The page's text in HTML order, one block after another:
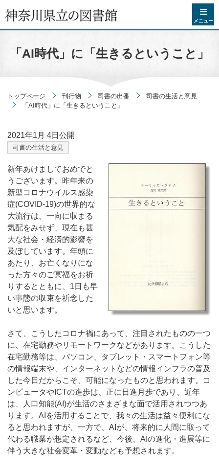
コンテンツへスキップ
メニュー
「AI時代」に「生きるということ」
トップページ 刊行物 司書の出番
司書の生活と意見
「AI時代」に「生きるということ」
2021年1月 4日 公開
司書の生活と意見
新年あけましておめでと
うございます。昨年来の
新型コロナウイルス感染
症(COVID-19)の世界的な
大流行は、一向に収まる
気配をみせず、現在も甚
大な社会・経済的影響を
及ぼしています。年頭に
あたり、お亡くなりにな
った方々のご冥福をお祈
りするとともに、1日も早
い事態の収束を祈念した
いと思います。
さて、こうしたコロナ禍にあって、注目されたものの一つ
に、在宅勤務やリモートワークなどがあります。こうした
在宅勤務等は、パソコン、タブレット・スマートフォン等
の情報端末や、インターネットなどの情報インフラの普及
した今日だからこそ、可能になったものと思われます。コ
ンピュータやICTの進歩は、正に日進月歩であり、近年
は、人口知能(AI)が生活のさまざまな面で活用されつつあ
ります。AIを活用することで、我々の生活は益々便利にな
ると思われますが、一方で、AIが、将来的に人間に取って
代わる職業が想定されるなど、今後、AIの進化・進展等に
伴う大きな社会変革・変動なども予想されます。